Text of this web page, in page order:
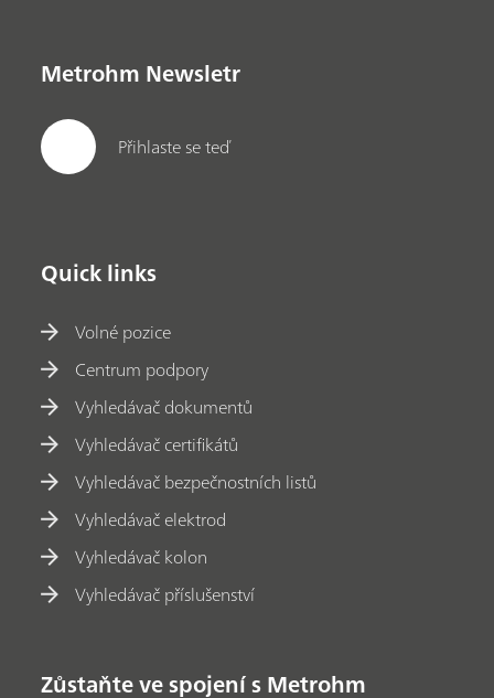
Metrohm Newsletr
Přihlaste se teď
Quick links
Volné pozice
Centrum podpory
Vyhledávač dokumentů
Vyhledávač certifikátů
Vyhledávač bezpečnostních listů
Vyhledávač elektrod
Vyhledávač kolon
Vyhledávač příslušenství
Zůstaňte ve spojení s Metrohm